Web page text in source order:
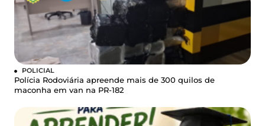
POLICIAL
Polícia Rodoviária apreende mais de 300 quilos de
maconha em van na PR-182